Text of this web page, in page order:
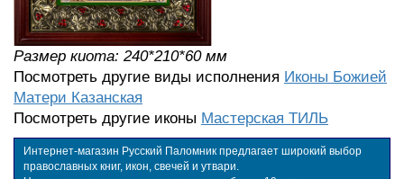
Размер киота: 240*210*60 мм
Посмотреть другие виды исполнения Иконы Божией
Матери Казанская
Посмотреть другие иконы Мастерская ТИЛЬ
Интернет-магазин Русский Паломник предлагает широкий выбор
православных книг, икон, свечей и утвари.